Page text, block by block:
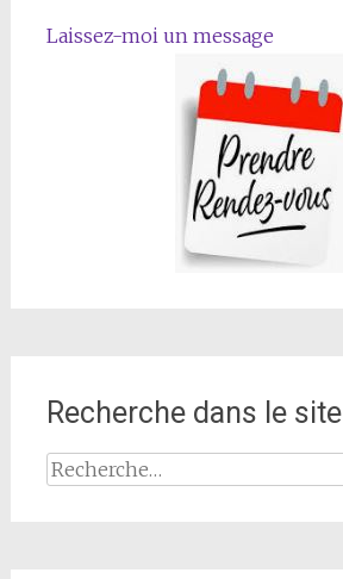
Laissez-moi un message
Recherche dans le site